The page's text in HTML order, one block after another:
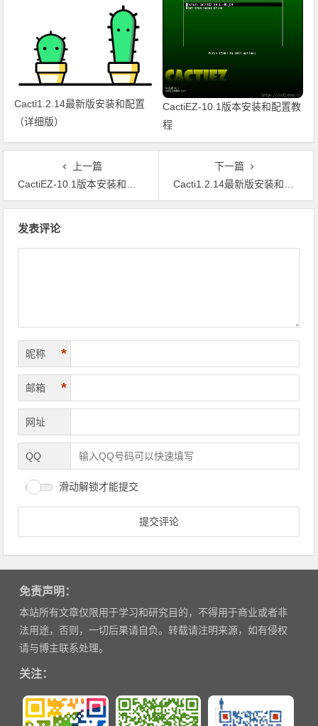
Cacti1.2.14最新版安装和配置
（详细版）
CactiEZ-10.1版本安装和配置教
程
上一篇
CactiEZ-10.1版本安装和配置教程
下一篇
Cacti1.2.14最新版安装和配置（详细版）
发表评论
昵称 *
邮箱 *
网址
QQ
滑动解锁才能提交
免责声明：
本站所有文章仅限用于学习和研究目的，不得用于商业或者非
法用途，否则，一切后果请自负。转载请注明来源，如有侵权
请与博主联系处理。
关注：